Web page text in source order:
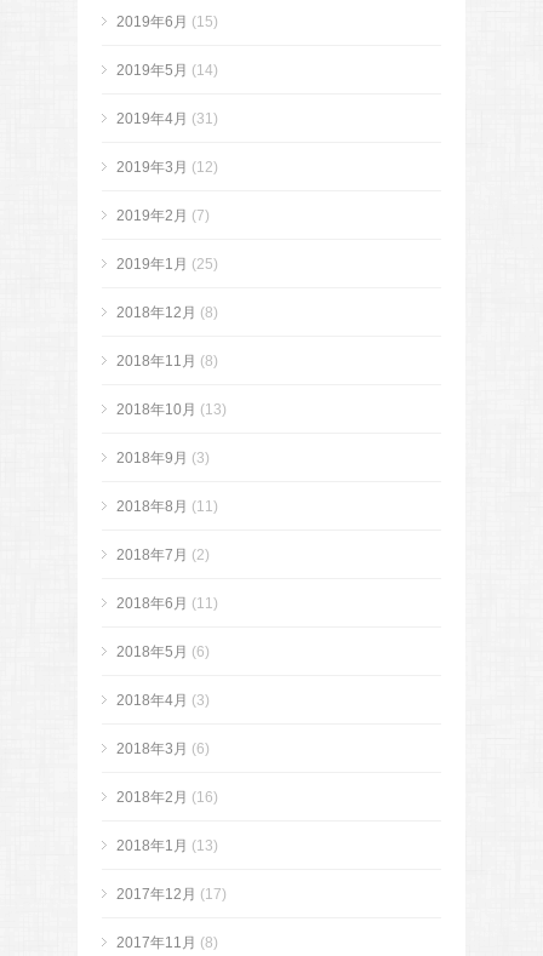
2019年6月 (15)
2019年5月 (14)
2019年4月 (31)
2019年3月 (12)
2019年2月 (7)
2019年1月 (25)
2018年12月 (8)
2018年11月 (8)
2018年10月 (13)
2018年9月 (3)
2018年8月 (11)
2018年7月 (2)
2018年6月 (11)
2018年5月 (6)
2018年4月 (3)
2018年3月 (6)
2018年2月 (16)
2018年1月 (13)
2017年12月 (17)
2017年11月 (8)